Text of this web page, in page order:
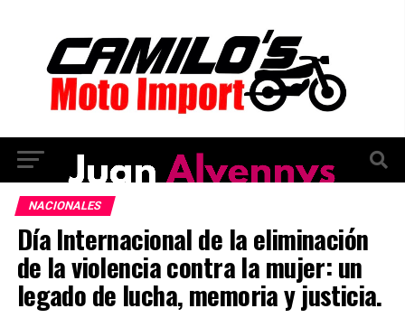
NACIONALES
Día Internacional de la eliminación
de la violencia contra la mujer: un
legado de lucha, memoria y justicia.